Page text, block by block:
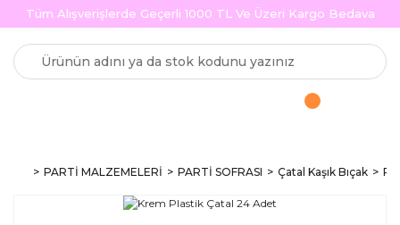
Tüm Alışverişlerde Geçerli 1000 TL Ve Üzeri Kargo Bedava
PARTİ MALZEMELERİ PARTİ SOFRASI Çatal Kaşık Bıçak